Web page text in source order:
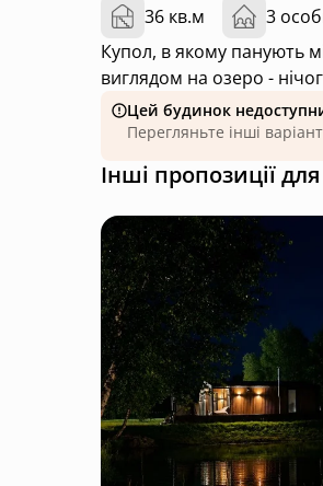
36 кв.м 3
Купол, в якому панують
виглядом на озеро -
Цей будинок
Перегляньте інші
Інші пропозиції